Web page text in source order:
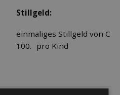
Stillgeld:
einmaliges Stillgeld von CHF
100.- pro Kind